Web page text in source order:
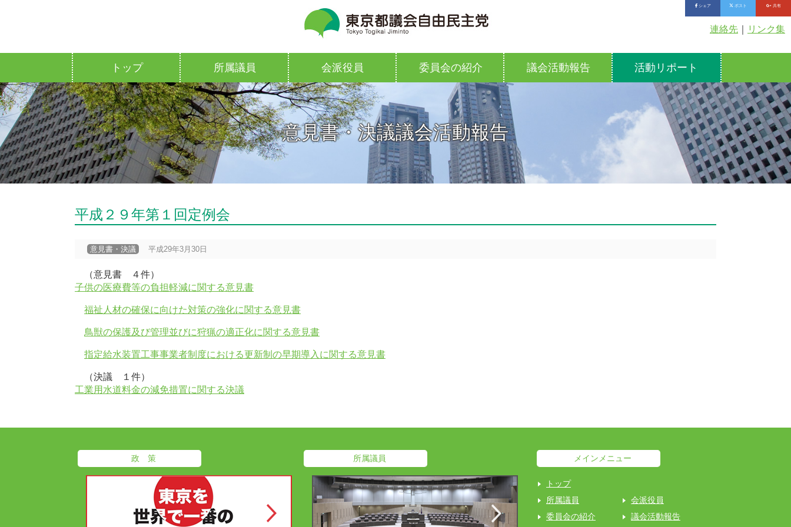
シェア ポスト 共有
連絡先 リンク集
トップ 所属議員 会派役員 委員会の紹介 議会活動報告 活動リポート
意見書・決議議会活動報告
平成２９年第１回定例会
意見書・決議 平成29年3月30日
（意見書 ４件）
子供の医療費等の負担軽減に関する意見書
福祉人材の確保に向けた対策の強化に関する意見書
鳥獣の保護及び管理並びに狩猟の適正化に関する意見書
指定給水装置工事事業者制度における更新制の早期導入に関する意見書
（決議 １件）
工業用水道料金の減免措置に関する決議
政 策 所属議員 メインメニュー
トップ
所属議員
会派役員
委員会の紹介
議会活動報告